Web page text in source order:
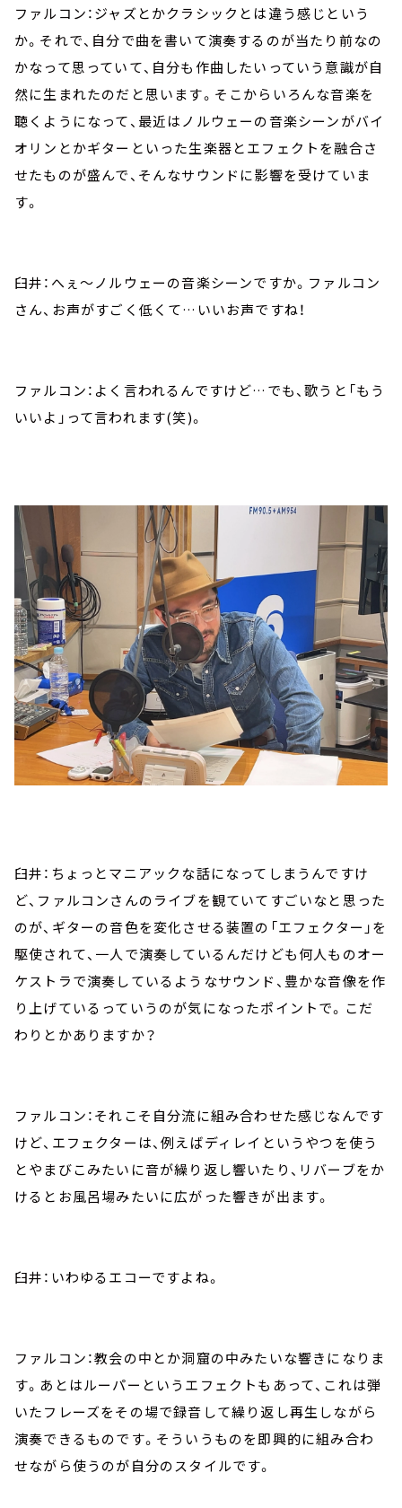
ファルコン：ジャズとかクラシックとは違う感じという
か。それで、自分で曲を書いて演奏するのが当たり前なの
かなって思っていて、自分も作曲したいっていう意識が自
然に生まれたのだと思います。そこからいろんな音楽を
聴くようになって、最近はノルウェーの音楽シーンがバイ
オリンとかギターといった生楽器とエフェクトを融合さ
せたものが盛んで、そんなサウンドに影響を受けていま
す。
臼井：へぇ～ノルウェーの音楽シーンですか。ファルコン
さん、お声がすごく低くて…いいお声ですね！
ファルコン：よく言われるんですけど…でも、歌うと「もう
いいよ」って言われます(笑)。
臼井：ちょっとマニアックな話になってしまうんですけ
ど、ファルコンさんのライブを観ていてすごいなと思った
のが、ギターの音色を変化させる装置の「エフェクター」を
駆使されて、一人で演奏しているんだけども何人ものオー
ケストラで演奏しているようなサウンド、豊かな音像を作
り上げているっていうのが気になったポイントで。こだ
わりとかありますか？
ファルコン：それこそ自分流に組み合わせた感じなんです
けど、エフェクターは、例えばディレイというやつを使う
とやまびこみたいに音が繰り返し響いたり、リバーブをか
けるとお風呂場みたいに広がった響きが出ます。
臼井：いわゆるエコーですよね。
ファルコン：教会の中とか洞窟の中みたいな響きになりま
す。あとはルーパーというエフェクトもあって、これは弾
いたフレーズをその場で録音して繰り返し再生しながら
演奏できるものです。そういうものを即興的に組み合わ
せながら使うのが自分のスタイルです。